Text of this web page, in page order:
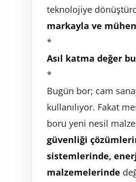
teknolojiye
markayla ve
*
Asıl katma değer
*
Bugün bor; cam
kullanılıyor. Fakat
boru yeni nesil
güvenliği
sistemlerinde,
malzemelerinde